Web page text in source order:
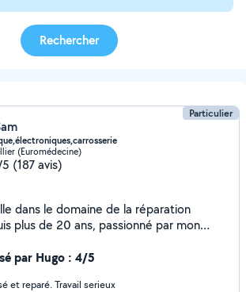
Rechercher
Particulier
(Euromédecine)
(187 avis)
dans le domaine de la réparation
plus de 20 ans, passionné par mon
diagnostic, carrosserie,et
pour l'achat d'un véhicule d'occasion.
par Hugo : 4/5
Panne de clim localisé et reparé. Travail serieux